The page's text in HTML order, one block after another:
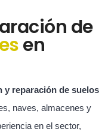
de
en
y reparación de suelos
naves, almacenes y
en el sector,